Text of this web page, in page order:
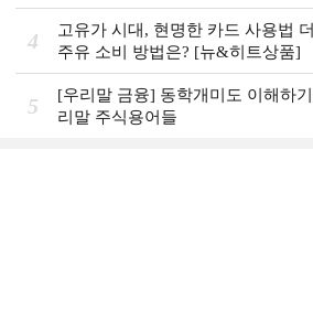
4
고유가 시대, 현명한 카드 사용법
주유 소비 방법은? [뉴&히트상품]
5
[우리말 금융] 동학개미도 이해하
리말 주식용어들